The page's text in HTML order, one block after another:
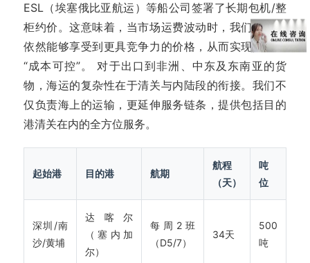
ESL（埃塞俄比亚航运）等船公司签署了长期包机/整
柜约价。这意味着，当市场运费波动时，我们的客户
依然能够享受到更具竞争力的价格，从而实现真正的
“成本可控”。 对于出口到非洲、中东及东南亚的货
物，海运的复杂性在于清关与内陆段的衔接。我们不
仅负责海上的运输，更延伸服务链条，提供包括目的
港清关在内的全方位服务。
起始港 目的港 航期
航程
（天）
吨
位
深圳/南
沙/黄埔
达喀尔
（塞内加
尔）
每周2班
（D5/7）
34天
500
吨